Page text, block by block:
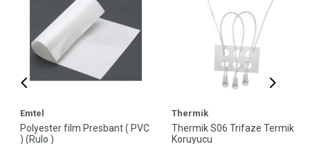
Emtel
Polyester film Presbant ( PVC
) (Rulo )
Thermik
Thermik S06 Trifaze Termik
Koruyucu